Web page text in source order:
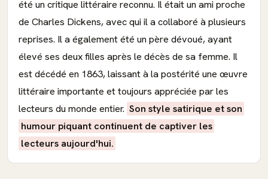
été un critique littéraire reconnu. Il était un ami proche
de Charles Dickens, avec qui il a collaboré à plusieurs
reprises. Il a également été un père dévoué, ayant
élevé ses deux filles après le décès de sa femme. Il
est décédé en 1863, laissant à la postérité une œuvre
littéraire importante et toujours appréciée par les
lecteurs du monde entier. Son style satirique et son
humour piquant continuent de captiver les
lecteurs aujourd'hui.